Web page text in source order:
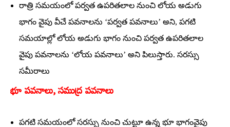
రాత్రి సమయంలో పర్వత ఉపరితలాల నుంచి లోయ అడుగు
భాగం వైపు వీచే పవనాలను ‘పర్వత పవనాలు’ అని, పగటి
సమయాల్లో లోయ అడుగు భాగం నుంచి పర్వత ఉపరితలాల
వైపు పవనాలను ‘లోయ పవనాలు’ అని పిలుస్తారు. సరస్సు
సమీరాలు
భూ ప‌వనాలు, స‌ముద్ర ప‌వ‌నాలు
పగటి సమయంలో సరస్సు నుంచి చుట్టూ ఉన్న భూ భాగంవైపు